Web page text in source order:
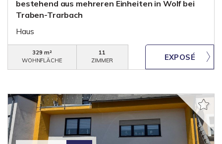
bestehend aus mehreren Einheiten in Wolf bei
Traben-Trarbach
Haus
329 m²
WOHNFLÄCHE
11
ZIMMER